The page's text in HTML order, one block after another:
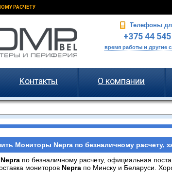
РАСЧЕТУ
Телефоны
+375 44
время работы и другие
Контакты О компании
Мониторы Nepra по безналичному расчету,
Nepra по безналичному расчету, официальная
мониторов Nepra по Минску и Беларуси.